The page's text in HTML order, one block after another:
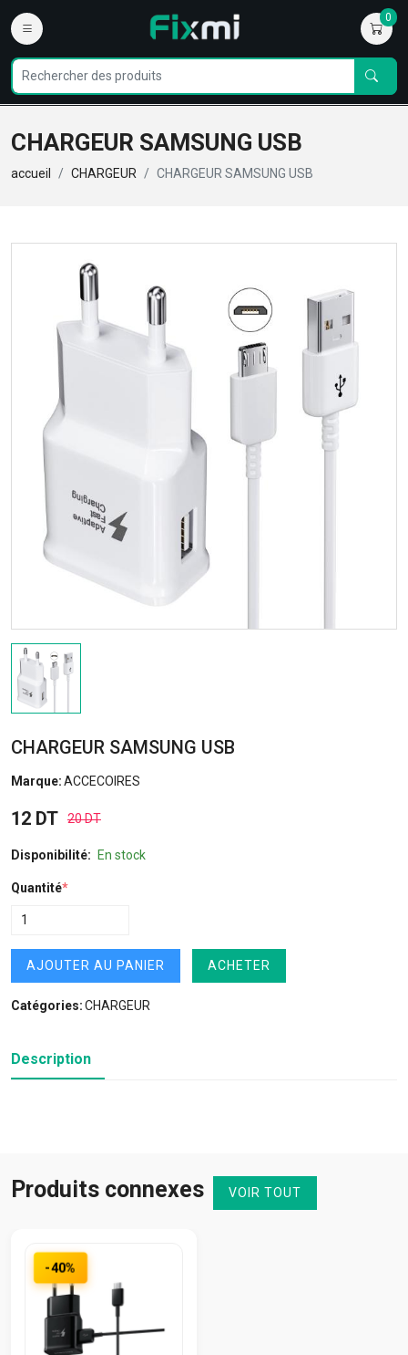
0
CHARGEUR SAMSUNG USB
accueil CHARGEUR CHARGEUR SAMSUNG USB
CHARGEUR SAMSUNG USB
Marque:ACCECOIRES
12 DT 20 DT
Disponibilité: En stock
Quantité*
AJOUTER AU PANIER ACHETER
Catégories:CHARGEUR
Description
Produits connexes VOIR TOUT
-40%